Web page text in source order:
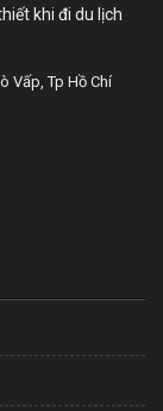
khi đi du lịch
Vấp, Tp Hồ Chí